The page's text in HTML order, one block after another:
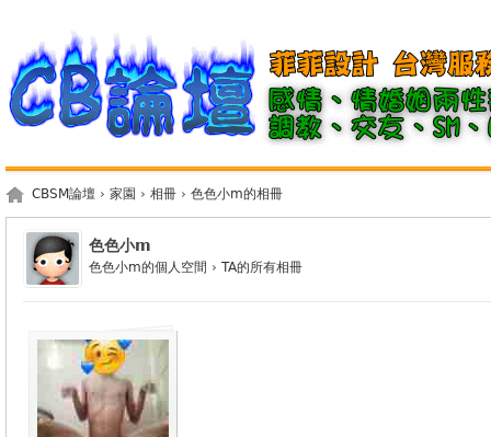
CBSM論壇 › 家園 › 相冊 › 色色小m的相冊
色色小m
色色小m的個人空間 › TA的所有相冊